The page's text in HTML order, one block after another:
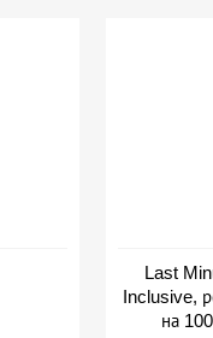
Last
Inclusive,
на